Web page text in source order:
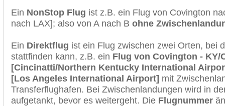
Ein NonStop Flug ist z.B. ein Flug von Covington
nach LAX]; also von A nach B ohne
Ein Direktflug ist ein Flug zwischen zwei Orten, bei
stattfinden kann, z.B. ein Flug von Covington - KY/
[Cincinatti/Northern Kentucky International
[Los Angeles International Airport] mit
Transferflughafen. Bei Zwischenlandungen wird in
aufgetankt, bevor es weitergeht. Die Flugnummer